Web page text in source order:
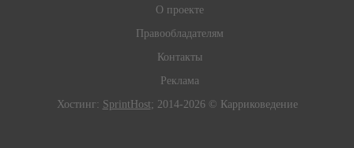
О проекте
Правообладателям
Контакты
Реклама
Хостинг: SprintHost; 2014-2026 © Карриковедение